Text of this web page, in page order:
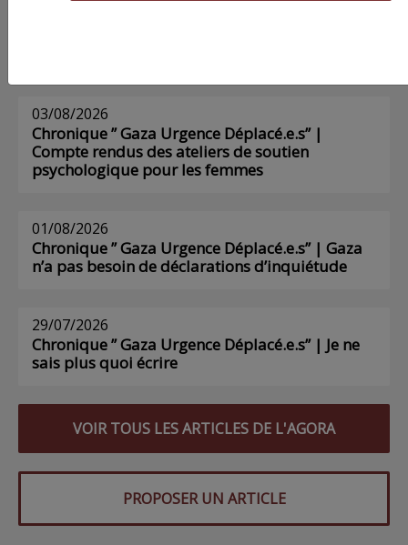
03/08/2026
Chronique ” Gaza Urgence Déplacé.e.s” |
Compte rendus des ateliers de soutien
psychologique pour les femmes
01/08/2026
Chronique ” Gaza Urgence Déplacé.e.s” | Gaza
n’a pas besoin de déclarations d’inquiétude
29/07/2026
Chronique ” Gaza Urgence Déplacé.e.s” | Je ne
sais plus quoi écrire
VOIR TOUS LES ARTICLES DE L'AGORA
PROPOSER UN ARTICLE